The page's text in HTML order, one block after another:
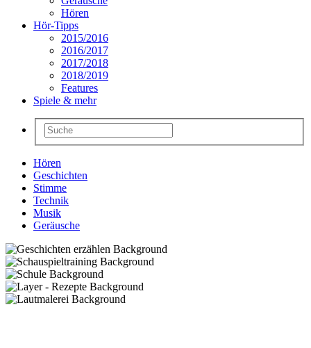
Hören
Hör-Tipps
2015/2016
2016/2017
2017/2018
2018/2019
Features
Spiele & mehr
Hören
Geschichten
Stimme
Technik
Musik
Geräusche